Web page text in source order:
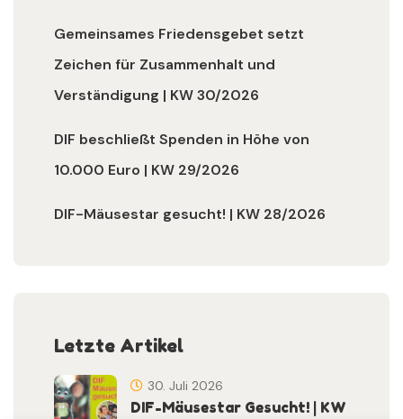
Gemeinsames Friedensgebet setzt
Zeichen für Zusammenhalt und
Verständigung | KW 30/2026
DIF beschließt Spenden in Höhe von
10.000 Euro | KW 29/2026
DIF-Mäusestar gesucht! | KW 28/2026
Letzte Artikel
DIF-Mäusestar Gesucht! | KW
30. Juli 2026